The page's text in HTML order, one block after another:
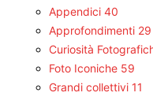
Appendici 40
Approfondimenti 29
Curiosità
Foto Iconiche 59
Grandi collettivi 11